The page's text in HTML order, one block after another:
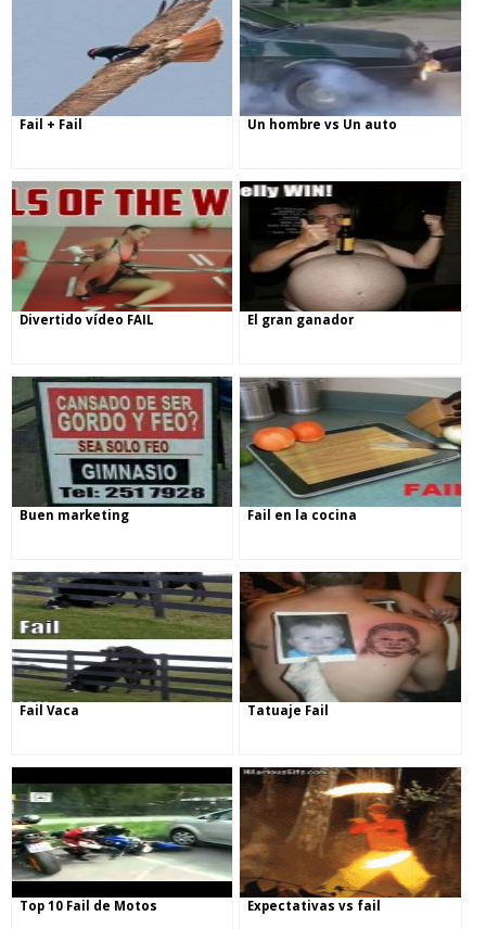
Fail + Fail Un hombre vs Un auto
Divertido vídeo FAIL El gran ganador
Buen marketing Fail en la cocina
Fail Vaca Tatuaje Fail
Top 10 Fail de Motos Expectativas vs fail